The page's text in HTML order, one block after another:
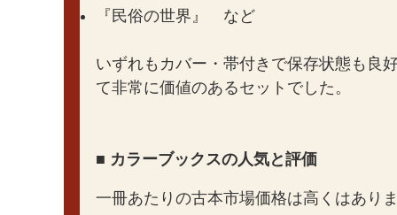
『民俗の世界』 など
いずれもカバー・帯付きで保存状態も良
て非常に価値のあるセットでした。
■ カラーブックスの人気と評価
一冊あたりの古本市場価格は高くはあり